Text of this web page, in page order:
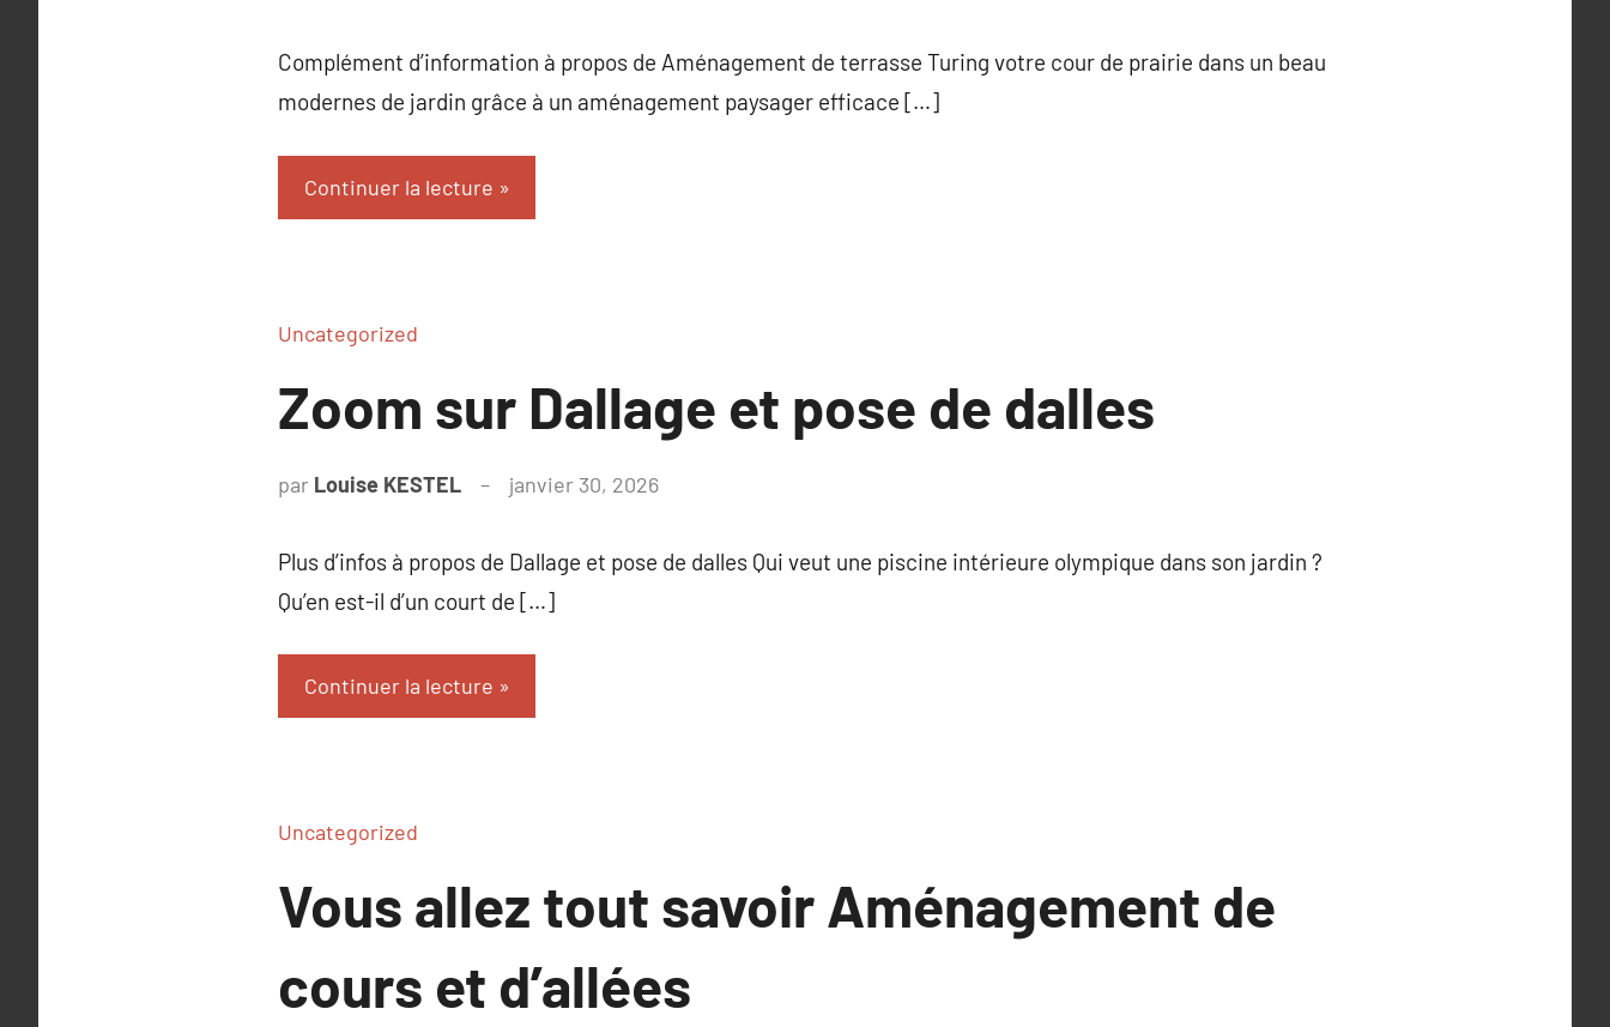
Complément d’information à propos de Aménagement de terrasse Turing votre cour de prairie dans un beau
modernes de jardin grâce à un aménagement paysager efficace […]
Continuer la lecture
Uncategorized
Zoom sur Dallage et pose de dalles
par Louise KESTEL janvier 30, 2026
Plus d’infos à propos de Dallage et pose de dalles Qui veut une piscine intérieure olympique dans son jardin ?
Qu’en est-il d’un court de […]
Continuer la lecture
Uncategorized
Vous allez tout savoir Aménagement de
cours et d’allées